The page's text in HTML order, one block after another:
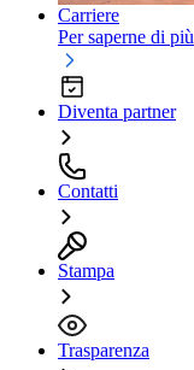
Carriere
Per saperne di più
Diventa partner
Contatti
Stampa
Trasparenza